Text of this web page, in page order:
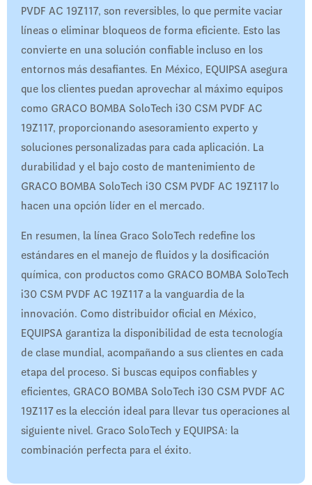
PVDF AC 19Z117, son reversibles, lo que permite vaciar
líneas o eliminar bloqueos de forma eficiente. Esto las
convierte en una solución confiable incluso en los
entornos más desafiantes. En México, EQUIPSA asegura
que los clientes puedan aprovechar al máximo equipos
como GRACO BOMBA SoloTech i30 CSM PVDF AC
19Z117, proporcionando asesoramiento experto y
soluciones personalizadas para cada aplicación. La
durabilidad y el bajo costo de mantenimiento de
GRACO BOMBA SoloTech i30 CSM PVDF AC 19Z117 lo
hacen una opción líder en el mercado.
En resumen, la línea Graco SoloTech redefine los
estándares en el manejo de fluidos y la dosificación
química, con productos como GRACO BOMBA SoloTech
i30 CSM PVDF AC 19Z117 a la vanguardia de la
innovación. Como distribuidor oficial en México,
EQUIPSA garantiza la disponibilidad de esta tecnología
de clase mundial, acompañando a sus clientes en cada
etapa del proceso. Si buscas equipos confiables y
eficientes, GRACO BOMBA SoloTech i30 CSM PVDF AC
19Z117 es la elección ideal para llevar tus operaciones al
siguiente nivel. Graco SoloTech y EQUIPSA: la
combinación perfecta para el éxito.